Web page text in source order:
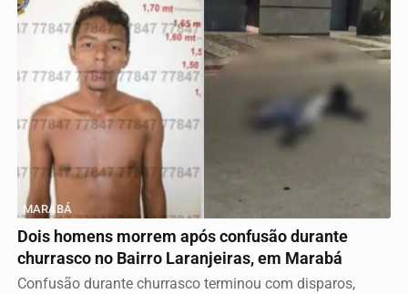
MARABÁ
Dois homens morrem após confusão durante
churrasco no Bairro Laranjeiras, em Marabá
Confusão durante churrasco terminou com disparos,